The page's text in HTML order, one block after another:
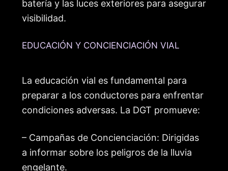
batería y las luces exteriores para asegurar
visibilidad.
EDUCACIÓN Y CONCIENCIACIÓN VIAL
La educación vial es fundamental para
preparar a los conductores para enfrentar
condiciones adversas. La DGT promueve:
– Campañas de Concienciación: Dirigidas
a informar sobre los peligros de la lluvia
engelante.